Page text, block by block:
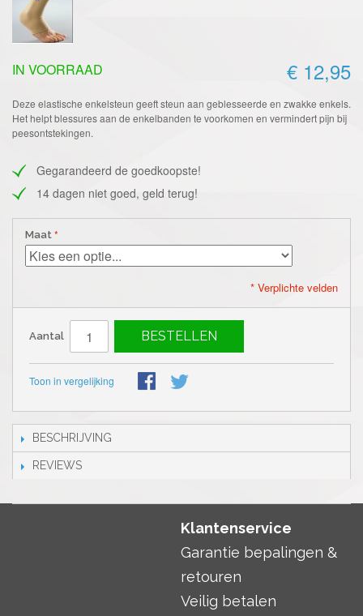
€ 12,95
IN VOORRAAD
Deze elastische enkelsteun geeft steun aan geblesseerde en zwakke enkels.
Het helpt blessures aan de enkelbanden te voorkomen en vermindert pijn bij
peesontstekingen.
Gegarandeerd de goedkoopste!
14 dagen niet goed, geld terug!
Maat
* Verplichte velden
Aantal BESTELLEN
Toon in vergelijking
BESCHRIJVING
REVIEWS
Klantenservice
Garantie bepalingen &
retouren
Veilig betalen